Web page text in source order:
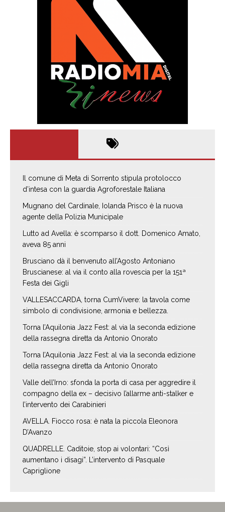
Il comune di Meta di Sorrento stipula protolocco
d’intesa con la guardia Agroforestale Italiana
Mugnano del Cardinale, Iolanda Prisco è la nuova
agente della Polizia Municipale
Lutto ad Avella: è scomparso il dott. Domenico Amato,
aveva 85 anni
Brusciano dà il benvenuto all’Agosto Antoniano
Bruscianese: al via il conto alla rovescia per la 151ª
Festa dei Gigli
VALLESACCARDA, torna CumVivere: la tavola come
simbolo di condivisione, armonia e bellezza.
Torna l’Aquilonia Jazz Fest: al via la seconda edizione
della rassegna diretta da Antonio Onorato
Torna l’Aquilonia Jazz Fest: al via la seconda edizione
della rassegna diretta da Antonio Onorato
Valle dell’Irno: sfonda la porta di casa per aggredire il
compagno della ex – decisivo l’allarme anti-stalker e
l’intervento dei Carabinieri
AVELLA. Fiocco rosa: è nata la piccola Eleonora
D’Avanzo
QUADRELLE. Caditoie, stop ai volontari: “Così
aumentano i disagi”. L’intervento di Pasquale
Capriglione